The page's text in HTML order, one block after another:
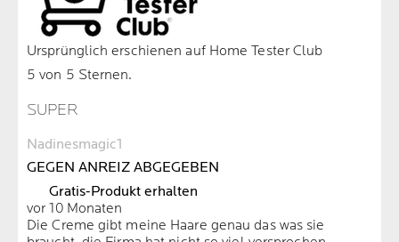
Ursprünglich erschienen auf Home Tester Club
5 von 5 Sternen.
SUPER
Nadinesmagic1
GEGEN ANREIZ ABGEGEBEN
Gratis-Produkt erhalten
vor 10 Monaten
Die Creme gibt meine Haare genau das was sie